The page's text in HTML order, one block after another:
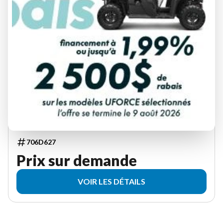
LEGEND 2027
706D627
Prix sur demande
VOIR LES DÉTAILS